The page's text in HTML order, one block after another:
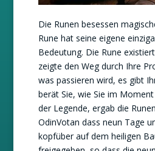
Die Runen besessen
Rune hat seine eigene
Bedeutung. Die Rune
zeigte den Weg durch Ihre
was passieren wird, es gibt
berät Sie, wie Sie im
der Legende, ergab die
OdinVotan dass neun Tage
kopfüber auf dem heiligen